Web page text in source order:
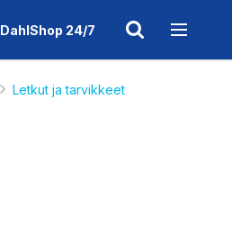
DahlShop 24/7
Letkut ja tarvikkeet